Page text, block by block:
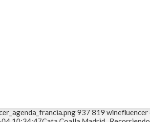
937 819